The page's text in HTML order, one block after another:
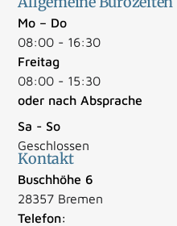
Mo – Do
08:00 - 16:30
Freitag
08:00 - 15:30
oder nach Absprache
Sa - So
Geschlossen
Kontakt
Buschhöhe 6
28357 Bremen
Telefon: